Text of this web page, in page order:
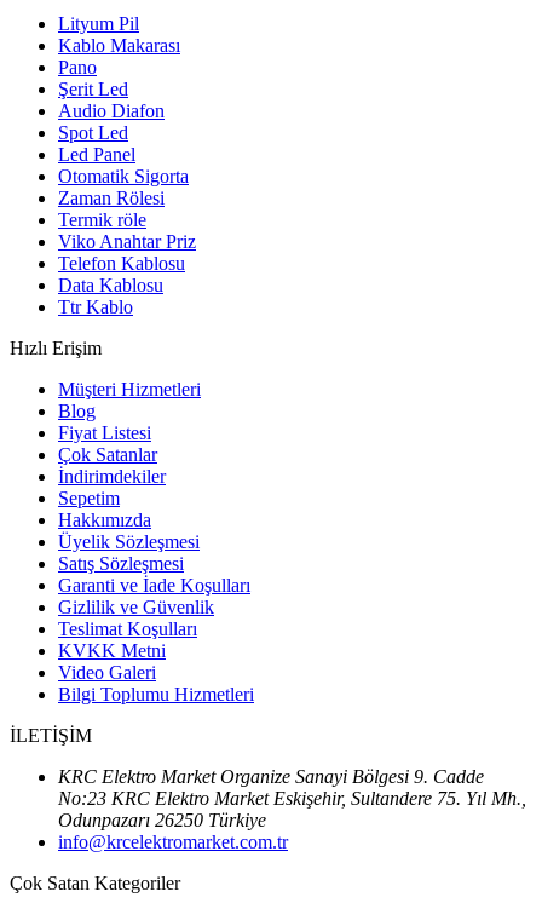
Lityum Pil
Kablo Makarası
Pano
Şerit Led
Audio Diafon
Spot Led
Led Panel
Otomatik Sigorta
Zaman Rölesi
Termik röle
Viko Anahtar Priz
Telefon Kablosu
Data Kablosu
Ttr Kablo
Hızlı Erişim
Müşteri Hizmetleri
Blog
Fiyat Listesi
Çok Satanlar
İndirimdekiler
Sepetim
Hakkımızda
Üyelik Sözleşmesi
Satış Sözleşmesi
Garanti ve İade Koşulları
Gizlilik ve Güvenlik
Teslimat Koşulları
KVKK Metni
Video Galeri
Bilgi Toplumu Hizmetleri
İLETİŞİM
KRC Elektro Market Organize Sanayi Bölgesi 9. Cadde
No:23 KRC Elektro Market Eskişehir, Sultandere 75. Yıl Mh.,
Odunpazarı 26250 Türkiye
info@krcelektromarket.com.tr
Çok Satan Kategoriler